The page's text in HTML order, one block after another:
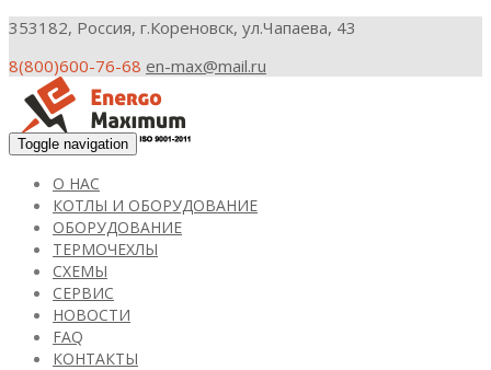
353182, Россия, г.Кореновск, ул.Чапаева, 43
8(800)600-76-68 en-max@mail.ru
Toggle navigation
О НАС
КОТЛЫ И ОБОРУДОВАНИЕ
ОБОРУДОВАНИЕ
ТЕРМОЧЕХЛЫ
СХЕМЫ
СЕРВИС
НОВОСТИ
FAQ
КОНТАКТЫ